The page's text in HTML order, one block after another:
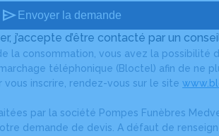
send Envoyer la demande
j’accepte d’être contacté par un
la consommation, vous avez la possibilité
téléphonique (Bloctel) afin de ne
inscrire, rendez-vous sur le site
par la société Pompes Funèbres
demande de devis. A défaut de